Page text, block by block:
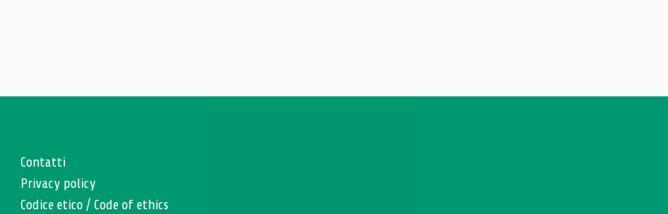
Contatti
Privacy policy
Codice etico /Code of ethics